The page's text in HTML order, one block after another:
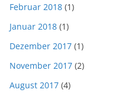
Februar 2018 (1)
Januar 2018 (1)
Dezember 2017 (1)
November 2017 (2)
August 2017 (4)